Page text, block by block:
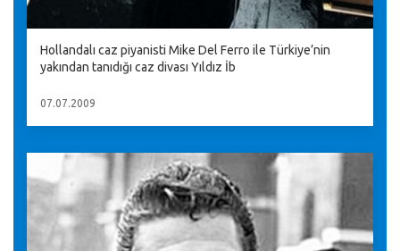
Hollandalı caz piyanisti Mike Del Ferro ile Türkiye’nin
yakından tanıdığı caz divası Yıldız İb
07.07.2009